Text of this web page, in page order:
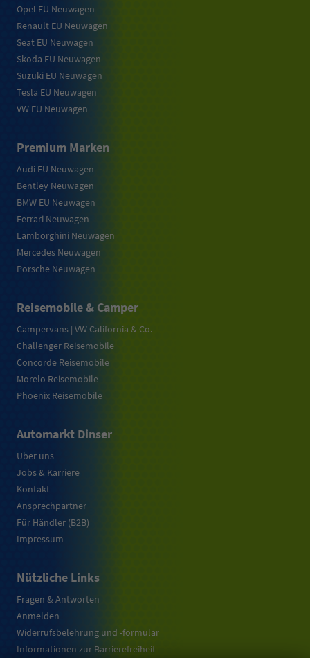
Opel EU Neuwagen
Renault EU Neuwagen
Seat EU Neuwagen
Skoda EU Neuwagen
Suzuki EU Neuwagen
Tesla EU Neuwagen
VW EU Neuwagen
Premium Marken
Audi EU Neuwagen
Bentley Neuwagen
BMW EU Neuwagen
Ferrari Neuwagen
Lamborghini Neuwagen
Mercedes Neuwagen
Porsche Neuwagen
Reisemobile & Camper
Campervans | VW California & Co.
Challenger Reisemobile
Concorde Reisemobile
Morelo Reisemobile
Phoenix Reisemobile
Automarkt Dinser
Über uns
Jobs & Karriere
Kontakt
Ansprechpartner
Für Händler (B2B)
Impressum
Nützliche Links
Fragen & Antworten
Anmelden
Widerrufsbelehrung und -formular
Informationen zur Barrierefreiheit